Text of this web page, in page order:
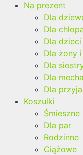
Na prezent
Dla
Dla
Dla dzieci
Dla żony
Dla
Dla
Dla
Koszulki
Śmieszne
Dla par
Rodzinne
Ciążowe